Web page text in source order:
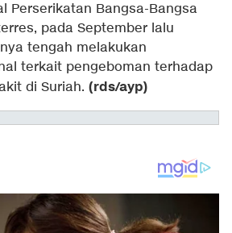
Perserikatan Bangsa-Bangsa
pada September lalu
tengah melakukan
terkait pengeboman terhadap
di Suriah. (rds/ayp)